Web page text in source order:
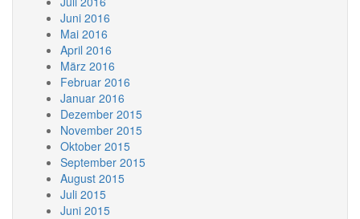
Juni 2016
Mai 2016
April 2016
März 2016
Februar 2016
Januar 2016
Dezember 2015
November 2015
Oktober 2015
September 2015
August 2015
Juli 2015
Juni 2015